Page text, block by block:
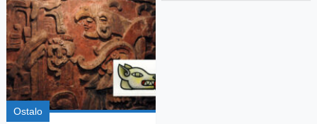
Ostalo